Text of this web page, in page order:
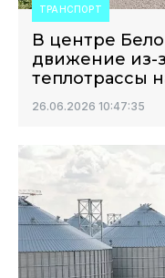
ТРАНСПОРТ
В центре
движение из-
теплотрассы
26.06.2026 10:47:35